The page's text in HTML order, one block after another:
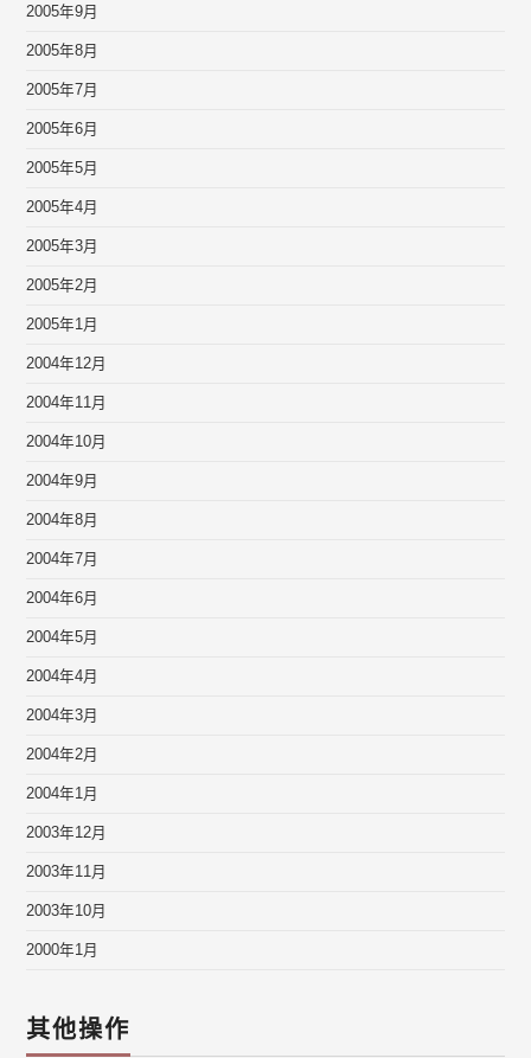
2005年9月
2005年8月
2005年7月
2005年6月
2005年5月
2005年4月
2005年3月
2005年2月
2005年1月
2004年12月
2004年11月
2004年10月
2004年9月
2004年8月
2004年7月
2004年6月
2004年5月
2004年4月
2004年3月
2004年2月
2004年1月
2003年12月
2003年11月
2003年10月
2000年1月
其他操作